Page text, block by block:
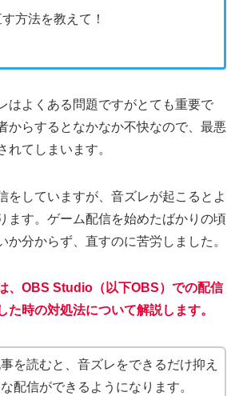
方法を教えて！
はよくある問題ですがとても重要で
からするとなかなか不快なので、最悪
れてしまいます。
をしていますが、音ズレが起こるとよ
ます。ゲーム配信を始めたばかりの頃
か分からず、直すのに苦労しました。
、OBS Studio（以下OBS）での配信
た時の対処法について解説します。
を読むと、音ズレをできるだけ抑え
配信ができるようになります。